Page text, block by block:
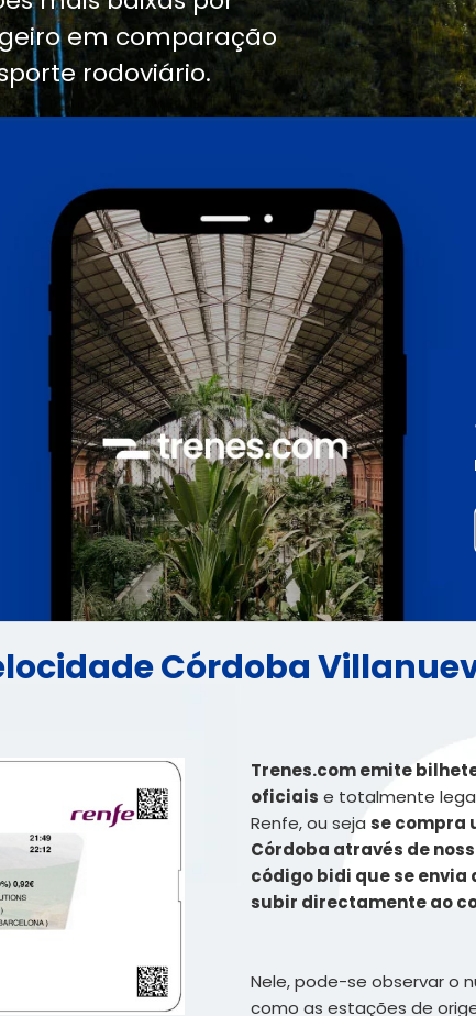
em comparação
rodoviário.
Córdoba
Trenes.com emite
oficiais e totalmente
Renfe, ou seja se compra
Córdoba através de
código bidi que se
subir directamente ao
Nele, pode-se observar o
como as estações de